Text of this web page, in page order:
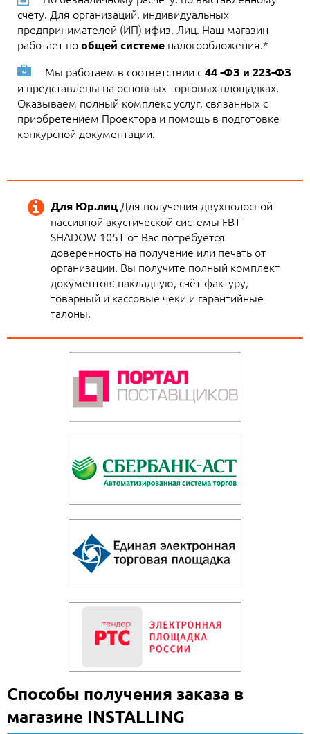
счету. Для организаций, индивидуальных
предпринимателей (ИП) ифиз. Лиц. Наш магазин
работает пообщей системе налогообложения.*
Мы работаем в соответствии с44 -ФЗ и 223-ФЗ
и представлены на основных торговых площадках.
Оказываем полный комплекс услуг, связанных с
приобретением Проектора и помощь в подготовке
конкурсной документации.
Для Юр.лицДля получения двухполосной
пассивной акустической системы FBT
SHADOW 105T от Вас потребуется
доверенность на получение или печать от
организации. Вы получите полный комплект
документов: накладную, счёт-фактуру,
товарный и кассовые чеки и гарантийные
талоны.
Способы получения заказа в
магазине INSTALLING